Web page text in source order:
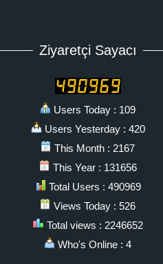
Ziyaretçi Sayacı
Users Today : 109
Users Yesterday : 420
This Month : 2167
This Year : 131656
Total Users : 490969
Views Today : 526
Total views : 2246652
Who's Online : 4